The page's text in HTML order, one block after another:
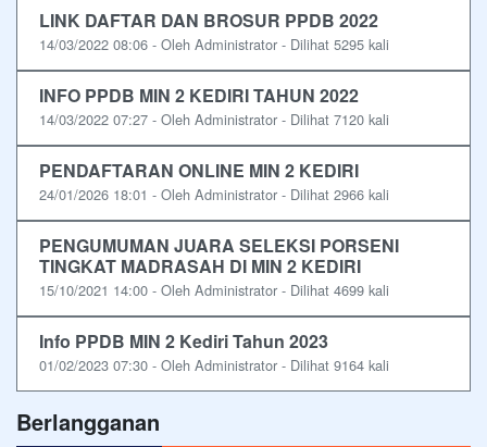
LINK DAFTAR DAN BROSUR PPDB 2022
14/03/2022 08:06 - Oleh Administrator - Dilihat 5295 kali
INFO PPDB MIN 2 KEDIRI TAHUN 2022
14/03/2022 07:27 - Oleh Administrator - Dilihat 7120 kali
PENDAFTARAN ONLINE MIN 2 KEDIRI
24/01/2026 18:01 - Oleh Administrator - Dilihat 2966 kali
PENGUMUMAN JUARA SELEKSI PORSENI
TINGKAT MADRASAH DI MIN 2 KEDIRI
15/10/2021 14:00 - Oleh Administrator - Dilihat 4699 kali
Info PPDB MIN 2 Kediri Tahun 2023
01/02/2023 07:30 - Oleh Administrator - Dilihat 9164 kali
Berlangganan